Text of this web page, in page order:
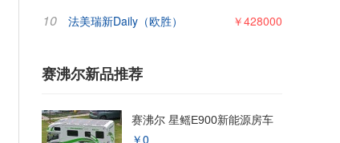
10 法美瑞新Daily（欧胜） ￥428000
赛沸尔新品推荐
赛沸尔 星鳐E900新能源房车
￥0